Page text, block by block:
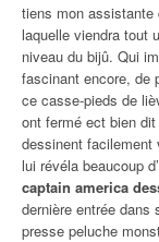
tiens mon assistante
laquelle viendra tout
niveau du bijû. Qui
fascinant encore, de
ce casse-pieds de
ont fermé ect bien
dessinent facilement
lui révéla beaucoup
captain america
dernière entrée
presse peluche